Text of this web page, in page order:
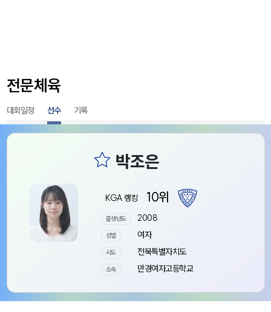
전문체육
대회일정 선수 기록
KGA 랭킹 10위
출생년도 2008
성별 여자
시도 전북특별자치도
소속 만경여자고등학교